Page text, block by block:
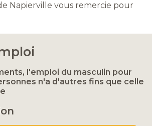
Napierville vous remercie pour
l'emploi du masculin pour
n'a d'autres fins que celle